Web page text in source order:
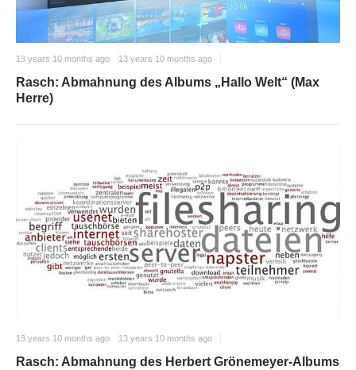
13 years 10 months ago 13 years 10 months ago
Rasch: Abmahnung des Albums „Hallo Welt“ (Max
Herre)
13 years 10 months ago 13 years 10 months ago
Rasch: Abmahnung des Herbert Grönemeyer-Albums